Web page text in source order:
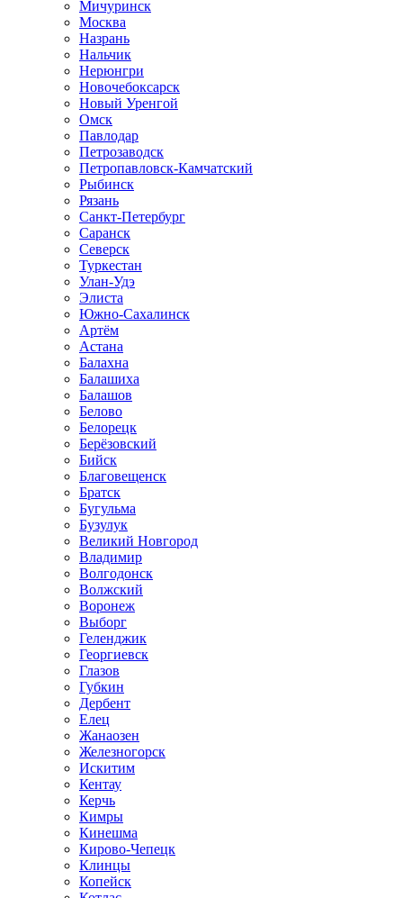
Мичуринск
Москва
Назрань
Нальчик
Нерюнгри
Новочебоксарск
Новый Уренгой
Омск
Павлодар
Петрозаводск
Петропавловск-Камчатский
Рыбинск
Рязань
Санкт-Петербург
Саранск
Северск
Туркестан
Улан-Удэ
Элиста
Южно-Сахалинск
Артём
Астана
Балахна
Балашиха
Балашов
Белово
Белорецк
Берёзовский
Бийск
Благовещенск
Братск
Бугульма
Бузулук
Великий Новгород
Владимир
Волгодонск
Волжский
Воронеж
Выборг
Геленджик
Георгиевск
Глазов
Губкин
Дербент
Елец
Жанаозен
Железногорск
Искитим
Кентау
Керчь
Кимры
Кинешма
Кирово-Чепецк
Клинцы
Копейск